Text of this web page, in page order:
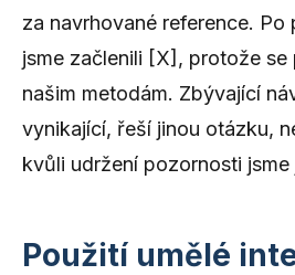
za navrhované reference. Po
jsme začlenili [X], protože se
našim metodám. Zbývající
vynikající, řeší jinou otázku,
kvůli udržení pozornosti jsme
Použití umělé